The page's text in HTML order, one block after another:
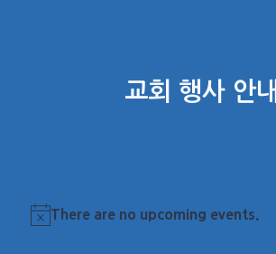
교회 행사 안내
Notice
There are no upcoming events.